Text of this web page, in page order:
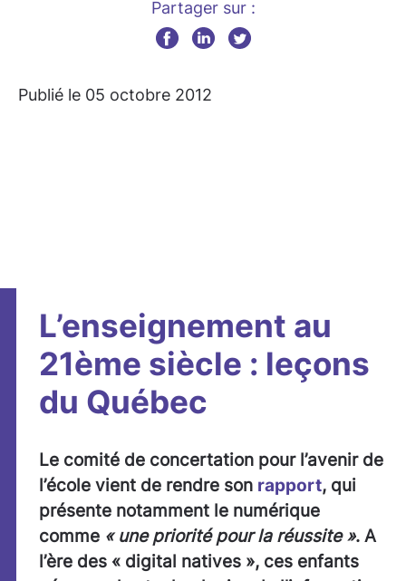
Partager sur :
Publié le 05 octobre 2012
L’enseignement au
21ème siècle : leçons
du Québec
Le comité de concertation pour l’avenir de
l’école vient de rendre son rapport, qui
présente notamment le numérique
comme « une priorité pour la réussite ». A
l’ère des « digital natives », ces enfants